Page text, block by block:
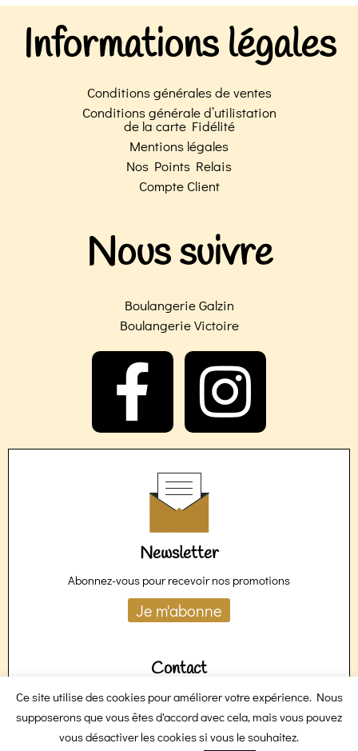
Informations légales
Conditions générales de ventes
Conditions générale d’utilistation
de la carte Fidélité
Mentions légales
Nos Points Relais
Compte Client
Nous suivre
Boulangerie Galzin
Boulangerie Victoire
F
a
c
e
b
o
o
I
n
a
r
Newsletter
Abonnez-vous pour recevoir nos promotions
Je m'abonne
Contact
Une demande spécifique ?
Devis Renseignements Réclamation
Ce site utilise des cookies pour améliorer votre expérience. Nous
supposerons que vous êtes d'accord avec cela, mais vous pouvez
vous désactiver les cookies si vous le souhaitez.